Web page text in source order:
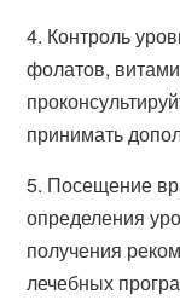
4. Контроль
фолатов,
принимать
5. Посещение
определения
получения
лечебных